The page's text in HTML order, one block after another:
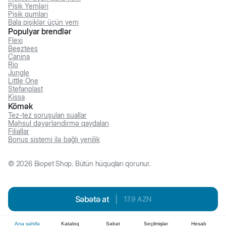
Səbətə at 17.9 AZN
Pişik Yemləri
Pişik qumları
Bala pişiklər üçün yem
Populyar brendlər
Flexi
Beeztees
Canina
Rio
Jungle
Little One
Stefanplast
Kissa
Kömək
Tez-tez soruşulan suallar
Məhsul dəyərləndirmə qaydaları
Filiallar
Bonus sistemi ilə bağlı yenilik
© 2026Biopet Shop. Bütün hüquqları qorunur.
Ana səhifə Kataloq Səbət Seçilmişlər Hesab